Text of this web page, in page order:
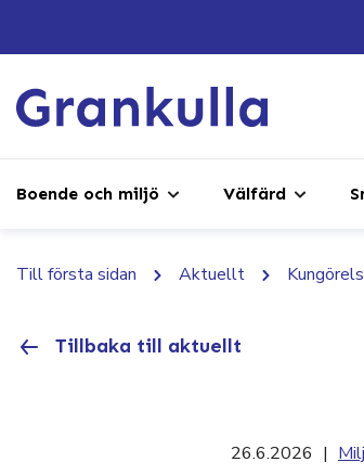
Boende och miljö Välfärd
Till första sidan Aktuellt
Tillbaka till aktuellt
26.6.2026 |